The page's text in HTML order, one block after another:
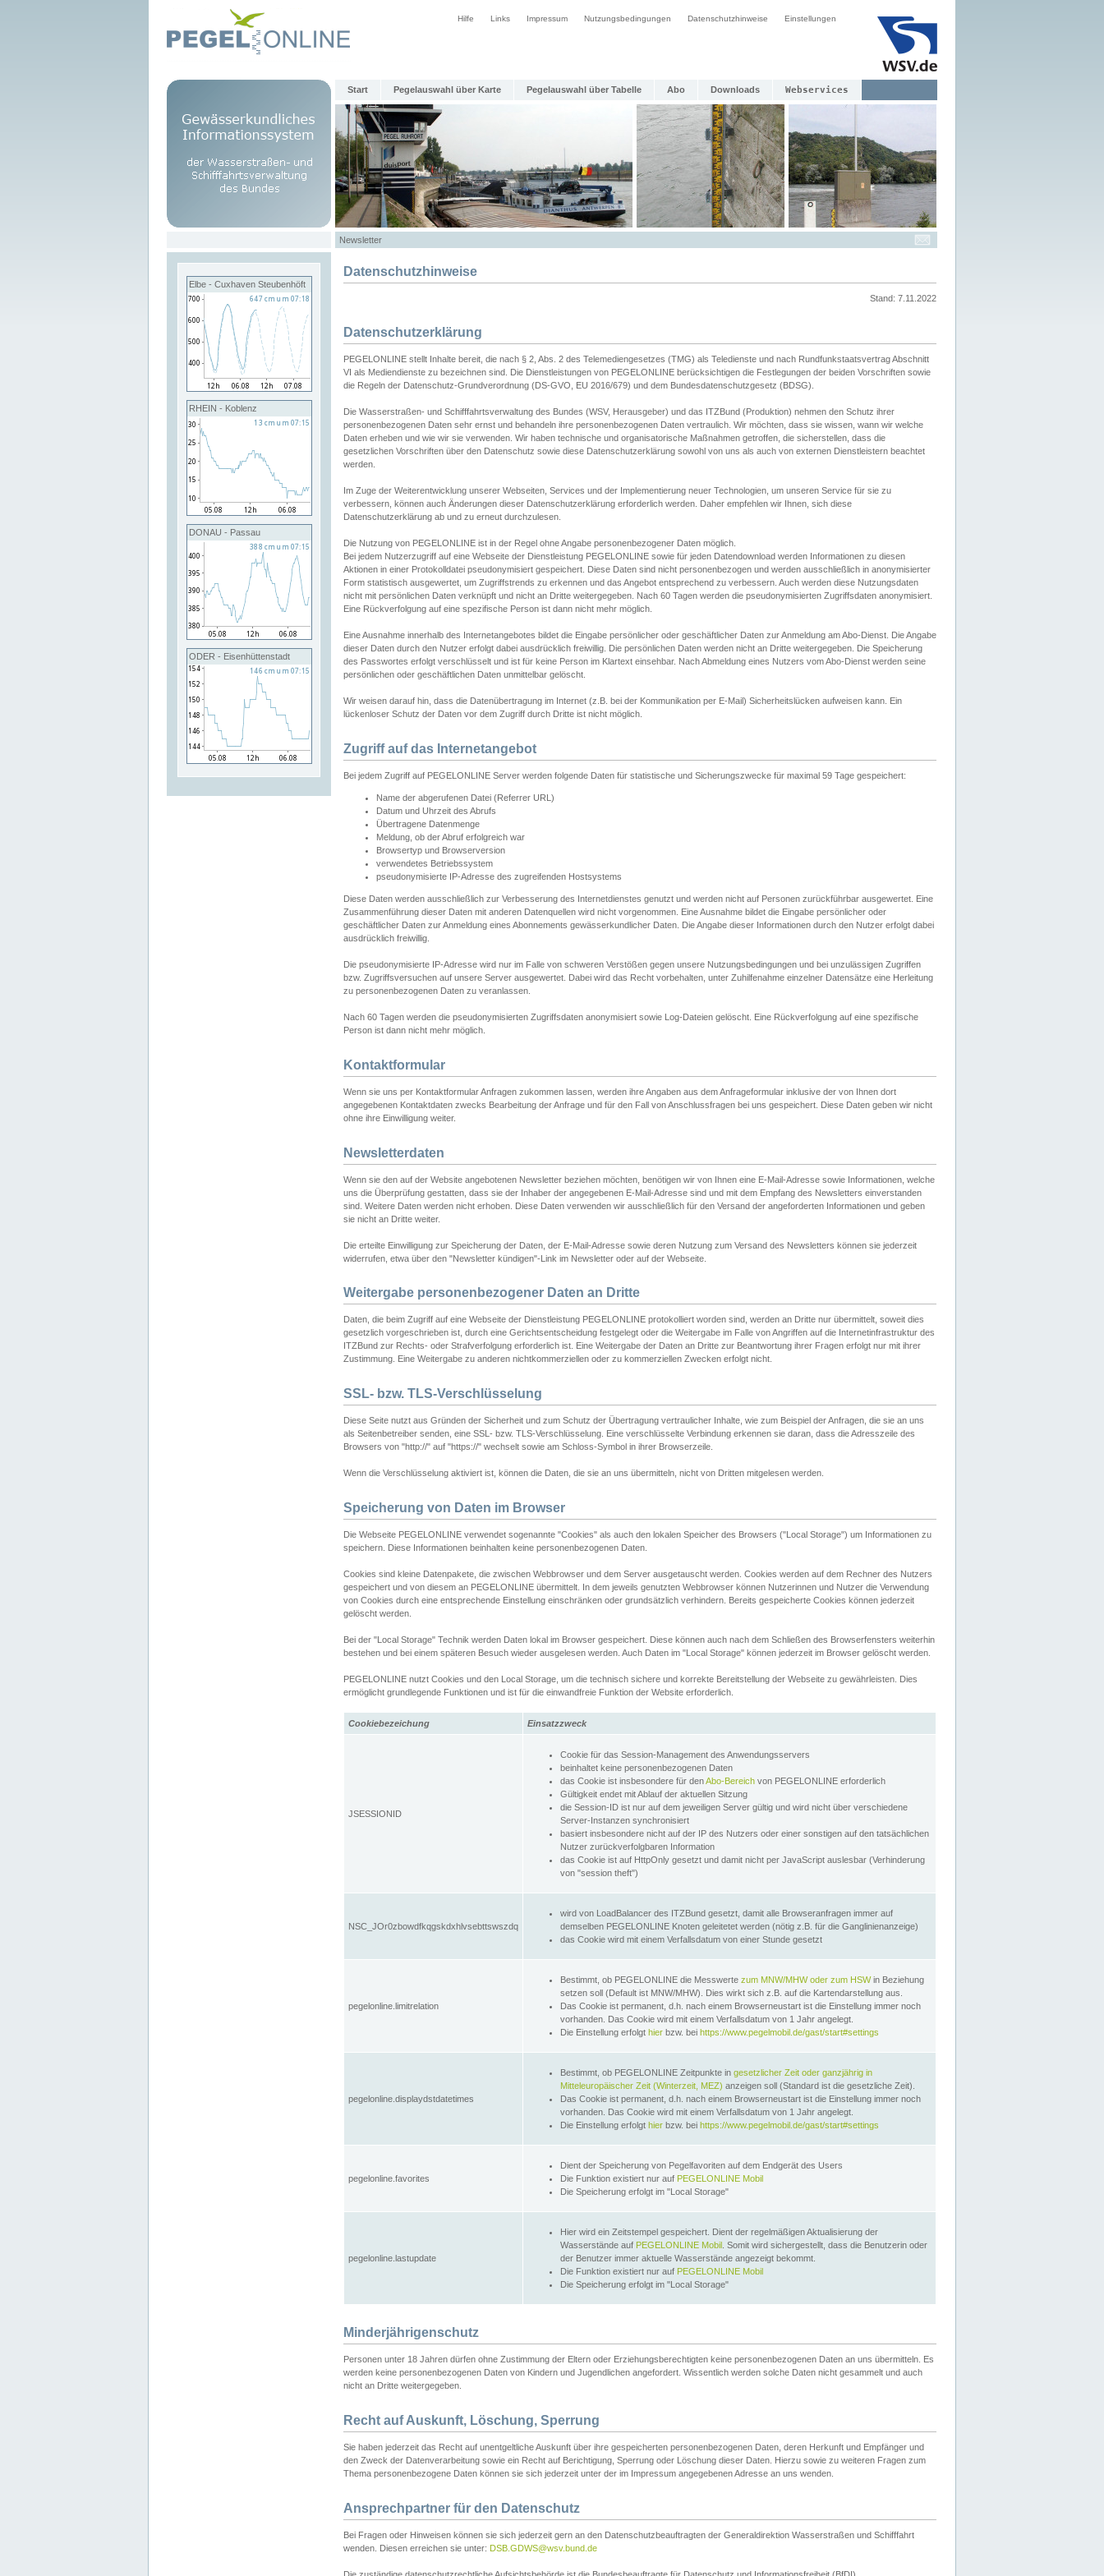
Hilfe Links Impressum Nutzungsbedingungen Datenschutzhinweise Einstellungen
Start Pegelauswahl über Karte Pegelauswahl über Tabelle Abo Downloads Webservices
Newsletter
Elbe - Cuxhaven Steubenhöft
RHEIN - Koblenz
DONAU - Passau
ODER - Eisenhüttenstadt
Datenschutzhinweise
Stand: 7.11.2022
Datenschutzerklärung
PEGELONLINE stellt Inhalte bereit, die nach § 2, Abs. 2 des Telemediengesetzes (TMG) als Teledienste und nach Rundfunkstaatsvertrag Abschnitt
VI als Mediendienste zu bezeichnen sind. Die Dienstleistungen von PEGELONLINE berücksichtigen die Festlegungen der beiden Vorschriften sowie
die Regeln der Datenschutz-Grundverordnung (DS-GVO, EU 2016/679) und dem Bundesdatenschutzgesetz (BDSG).
Die Wasserstraßen- und Schifffahrtsverwaltung des Bundes (WSV, Herausgeber) und das ITZBund (Produktion) nehmen den Schutz ihrer
personenbezogenen Daten sehr ernst und behandeln ihre personenbezogenen Daten vertraulich. Wir möchten, dass sie wissen, wann wir welche
Daten erheben und wie wir sie verwenden. Wir haben technische und organisatorische Maßnahmen getroffen, die sicherstellen, dass die
gesetzlichen Vorschriften über den Datenschutz sowie diese Datenschutzerklärung sowohl von uns als auch von externen Dienstleistern beachtet
werden.
Im Zuge der Weiterentwicklung unserer Webseiten, Services und der Implementierung neuer Technologien, um unseren Service für sie zu
verbessern, können auch Änderungen dieser Datenschutzerklärung erforderlich werden. Daher empfehlen wir Ihnen, sich diese
Datenschutzerklärung ab und zu erneut durchzulesen.
Die Nutzung von PEGELONLINE ist in der Regel ohne Angabe personenbezogener Daten möglich.
Bei jedem Nutzerzugriff auf eine Webseite der Dienstleistung PEGELONLINE sowie für jeden Datendownload werden Informationen zu diesen
Aktionen in einer Protokolldatei pseudonymisiert gespeichert. Diese Daten sind nicht personenbezogen und werden ausschließlich in anonymisierter
Form statistisch ausgewertet, um Zugriffstrends zu erkennen und das Angebot entsprechend zu verbessern. Auch werden diese Nutzungsdaten
nicht mit persönlichen Daten verknüpft und nicht an Dritte weitergegeben. Nach 60 Tagen werden die pseudonymisierten Zugriffsdaten anonymisiert.
Eine Rückverfolgung auf eine spezifische Person ist dann nicht mehr möglich.
Eine Ausnahme innerhalb des Internetangebotes bildet die Eingabe persönlicher oder geschäftlicher Daten zur Anmeldung am Abo-Dienst. Die Angabe
dieser Daten durch den Nutzer erfolgt dabei ausdrücklich freiwillig. Die persönlichen Daten werden nicht an Dritte weitergegeben. Die Speicherung
des Passwortes erfolgt verschlüsselt und ist für keine Person im Klartext einsehbar. Nach Abmeldung eines Nutzers vom Abo-Dienst werden seine
persönlichen oder geschäftlichen Daten unmittelbar gelöscht.
Wir weisen darauf hin, dass die Datenübertragung im Internet (z.B. bei der Kommunikation per E-Mail) Sicherheitslücken aufweisen kann. Ein
lückenloser Schutz der Daten vor dem Zugriff durch Dritte ist nicht möglich.
Zugriff auf das Internetangebot
Bei jedem Zugriff auf PEGELONLINE Server werden folgende Daten für statistische und Sicherungszwecke für maximal 59 Tage gespeichert:
Name der abgerufenen Datei (Referrer URL)
Datum und Uhrzeit des Abrufs
Übertragene Datenmenge
Meldung, ob der Abruf erfolgreich war
Browsertyp und Browserversion
verwendetes Betriebssystem
pseudonymisierte IP-Adresse des zugreifenden Hostsystems
Diese Daten werden ausschließlich zur Verbesserung des Internetdienstes genutzt und werden nicht auf Personen zurückführbar ausgewertet. Eine
Zusammenführung dieser Daten mit anderen Datenquellen wird nicht vorgenommen. Eine Ausnahme bildet die Eingabe persönlicher oder
geschäftlicher Daten zur Anmeldung eines Abonnements gewässerkundlicher Daten. Die Angabe dieser Informationen durch den Nutzer erfolgt dabei
ausdrücklich freiwillig.
Die pseudonymisierte IP-Adresse wird nur im Falle von schweren Verstößen gegen unsere Nutzungsbedingungen und bei unzulässigen Zugriffen
bzw. Zugriffsversuchen auf unsere Server ausgewertet. Dabei wird das Recht vorbehalten, unter Zuhilfenahme einzelner Datensätze eine Herleitung
zu personenbezogenen Daten zu veranlassen.
Nach 60 Tagen werden die pseudonymisierten Zugriffsdaten anonymisiert sowie Log-Dateien gelöscht. Eine Rückverfolgung auf eine spezifische
Person ist dann nicht mehr möglich.
Kontaktformular
Wenn sie uns per Kontaktformular Anfragen zukommen lassen, werden ihre Angaben aus dem Anfrageformular inklusive der von Ihnen dort
angegebenen Kontaktdaten zwecks Bearbeitung der Anfrage und für den Fall von Anschlussfragen bei uns gespeichert. Diese Daten geben wir nicht
ohne ihre Einwilligung weiter.
Newsletterdaten
Wenn sie den auf der Website angebotenen Newsletter beziehen möchten, benötigen wir von Ihnen eine E-Mail-Adresse sowie Informationen, welche
uns die Überprüfung gestatten, dass sie der Inhaber der angegebenen E-Mail-Adresse sind und mit dem Empfang des Newsletters einverstanden
sind. Weitere Daten werden nicht erhoben. Diese Daten verwenden wir ausschließlich für den Versand der angeforderten Informationen und geben
sie nicht an Dritte weiter.
Die erteilte Einwilligung zur Speicherung der Daten, der E-Mail-Adresse sowie deren Nutzung zum Versand des Newsletters können sie jederzeit
widerrufen, etwa über den "Newsletter kündigen"-Link im Newsletter oder auf der Webseite.
Weitergabe personenbezogener Daten an Dritte
Daten, die beim Zugriff auf eine Webseite der Dienstleistung PEGELONLINE protokolliert worden sind, werden an Dritte nur übermittelt, soweit dies
gesetzlich vorgeschrieben ist, durch eine Gerichtsentscheidung festgelegt oder die Weitergabe im Falle von Angriffen auf die Internetinfrastruktur des
ITZBund zur Rechts- oder Strafverfolgung erforderlich ist. Eine Weitergabe der Daten an Dritte zur Beantwortung ihrer Fragen erfolgt nur mit ihrer
Zustimmung. Eine Weitergabe zu anderen nichtkommerziellen oder zu kommerziellen Zwecken erfolgt nicht.
SSL- bzw. TLS-Verschlüsselung
Diese Seite nutzt aus Gründen der Sicherheit und zum Schutz der Übertragung vertraulicher Inhalte, wie zum Beispiel der Anfragen, die sie an uns
als Seitenbetreiber senden, eine SSL- bzw. TLS-Verschlüsselung. Eine verschlüsselte Verbindung erkennen sie daran, dass die Adresszeile des
Browsers von "http://" auf "https://" wechselt sowie am Schloss-Symbol in ihrer Browserzeile.
Wenn die Verschlüsselung aktiviert ist, können die Daten, die sie an uns übermitteln, nicht von Dritten mitgelesen werden.
Speicherung von Daten im Browser
Die Webseite PEGELONLINE verwendet sogenannte "Cookies" als auch den lokalen Speicher des Browsers ("Local Storage") um Informationen zu
speichern. Diese Informationen beinhalten keine personenbezogenen Daten.
Cookies sind kleine Datenpakete, die zwischen Webbrowser und dem Server ausgetauscht werden. Cookies werden auf dem Rechner des Nutzers
gespeichert und von diesem an PEGELONLINE übermittelt. In dem jeweils genutzten Webbrowser können Nutzerinnen und Nutzer die Verwendung
von Cookies durch eine entsprechende Einstellung einschränken oder grundsätzlich verhindern. Bereits gespeicherte Cookies können jederzeit
gelöscht werden.
Bei der "Local Storage" Technik werden Daten lokal im Browser gespeichert. Diese können auch nach dem Schließen des Browserfensters weiterhin
bestehen und bei einem späteren Besuch wieder ausgelesen werden. Auch Daten im "Local Storage" können jederzeit im Browser gelöscht werden.
PEGELONLINE nutzt Cookies und den Local Storage, um die technisch sichere und korrekte Bereitstellung der Webseite zu gewährleisten. Dies
ermöglicht grundlegende Funktionen und ist für die einwandfreie Funktion der Website erforderlich.
Cookiebezeichung Einsatzzweck
JSESSIONID
Cookie für das Session-Management des Anwendungsservers
beinhaltet keine personenbezogenen Daten
das Cookie ist insbesondere für denAbo-Bereich von PEGELONLINE erforderlich
Gültigkeit endet mit Ablauf der aktuellen Sitzung
die Session-ID ist nur auf dem jeweiligen Server gültig und wird nicht über verschiedene
Server-Instanzen synchronisiert
basiert insbesondere nicht auf der IP des Nutzers oder einer sonstigen auf den tatsächlichen
Nutzer zurückverfolgbaren Information
das Cookie ist auf HttpOnly gesetzt und damit nicht per JavaScript auslesbar (Verhinderung
von "session theft")
NSC_JOr0zbowdfkqgskdxhlvsebttswszdq
wird von LoadBalancer des ITZBund gesetzt, damit alle Browseranfragen immer auf
demselben PEGELONLINE Knoten geleitetet werden (nötig z.B. für die Ganglinienanzeige)
das Cookie wird mit einem Verfallsdatum von einer Stunde gesetzt
pegelonline.limitrelation
Bestimmt, ob PEGELONLINE die Messwerte zum MNW/MHW oder zum HSWin Beziehung
setzen soll (Default ist MNW/MHW). Dies wirkt sich z.B. auf die Kartendarstellung aus.
Das Cookie ist permanent, d.h. nach einem Browserneustart ist die Einstellung immer noch
vorhanden. Das Cookie wird mit einem Verfallsdatum von 1 Jahr angelegt.
Die Einstellung erfolgt hier bzw. bei https://www.pegelmobil.de/gast/start#settings
pegelonline.displaydstdatetimes
Bestimmt, ob PEGELONLINE Zeitpunkte in gesetzlicher Zeit oder ganzjährig in
Mitteleuropäischer Zeit (Winterzeit, MEZ) anzeigen soll (Standard ist die gesetzliche Zeit).
Das Cookie ist permanent, d.h. nach einem Browserneustart ist die Einstellung immer noch
vorhanden. Das Cookie wird mit einem Verfallsdatum von 1 Jahr angelegt.
Die Einstellung erfolgt hier bzw. bei https://www.pegelmobil.de/gast/start#settings
pegelonline.favorites
Dient der Speicherung von Pegelfavoriten auf dem Endgerät des Users
Die Funktion existiert nur auf PEGELONLINE Mobil
Die Speicherung erfolgt im "Local Storage"
pegelonline.lastupdate
Hier wird ein Zeitstempel gespeichert. Dient der regelmäßigen Aktualisierung der
Wasserstände auf PEGELONLINE Mobil . Somit wird sichergestellt, dass die Benutzerin oder
der Benutzer immer aktuelle Wasserstände angezeigt bekommt.
Die Funktion existiert nur auf PEGELONLINE Mobil
Die Speicherung erfolgt im "Local Storage"
Minderjährigenschutz
Personen unter 18 Jahren dürfen ohne Zustimmung der Eltern oder Erziehungsberechtigten keine personenbezogenen Daten an uns übermitteln. Es
werden keine personenbezogenen Daten von Kindern und Jugendlichen angefordert. Wissentlich werden solche Daten nicht gesammelt und auch
nicht an Dritte weitergegeben.
Recht auf Auskunft, Löschung, Sperrung
Sie haben jederzeit das Recht auf unentgeltliche Auskunft über ihre gespeicherten personenbezogenen Daten, deren Herkunft und Empfänger und
den Zweck der Datenverarbeitung sowie ein Recht auf Berichtigung, Sperrung oder Löschung dieser Daten. Hierzu sowie zu weiteren Fragen zum
Thema personenbezogene Daten können sie sich jederzeit unter der im Impressum angegebenen Adresse an uns wenden.
Ansprechpartner für den Datenschutz
Bei Fragen oder Hinweisen können sie sich jederzeit gern an den Datenschutzbeauftragten der Generaldirektion Wasserstraßen und Schifffahrt
wenden. Diesen erreichen sie unter: DSB.GDWS@wsv.bund.de